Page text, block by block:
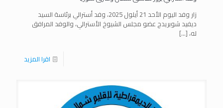
زار وفد اليوم الأحد 21 أيلول 2025، وفد أسترالي برئاسة السيد
ديفيد شوبريدج عضو مجلس الشيوخ الأسترالي، والوفد المرافق
له،[…]
اقرا المزيد